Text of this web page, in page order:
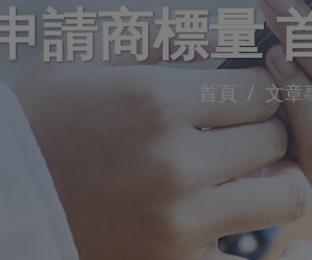
請商標量
首頁 文章